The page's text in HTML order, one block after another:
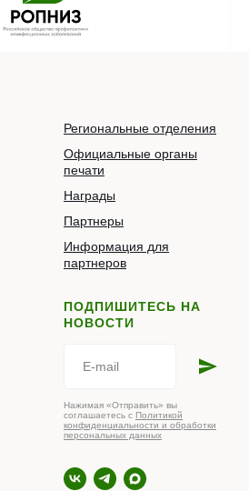
Региональные отделения
Официальные органы
печати
Награды
Партнеры
Информация для
партнеров
ПОДПИШИТЕСЬ НА
НОВОСТИ
Нажимая «Отправить» вы
соглашаетесь с Политикой
конфиденциальности и обработки
персональных данных